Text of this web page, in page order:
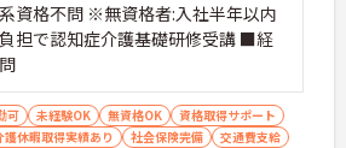
資格不問 ※無資格者:入社半年以内
担で認知症介護基礎研修受講 ■経
可 未経験OK 無資格OK
資格取得サポート
護休暇取得実績あり 社会保険完備 交通費支給